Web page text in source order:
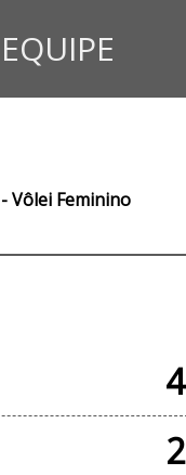
Vôlei Feminino